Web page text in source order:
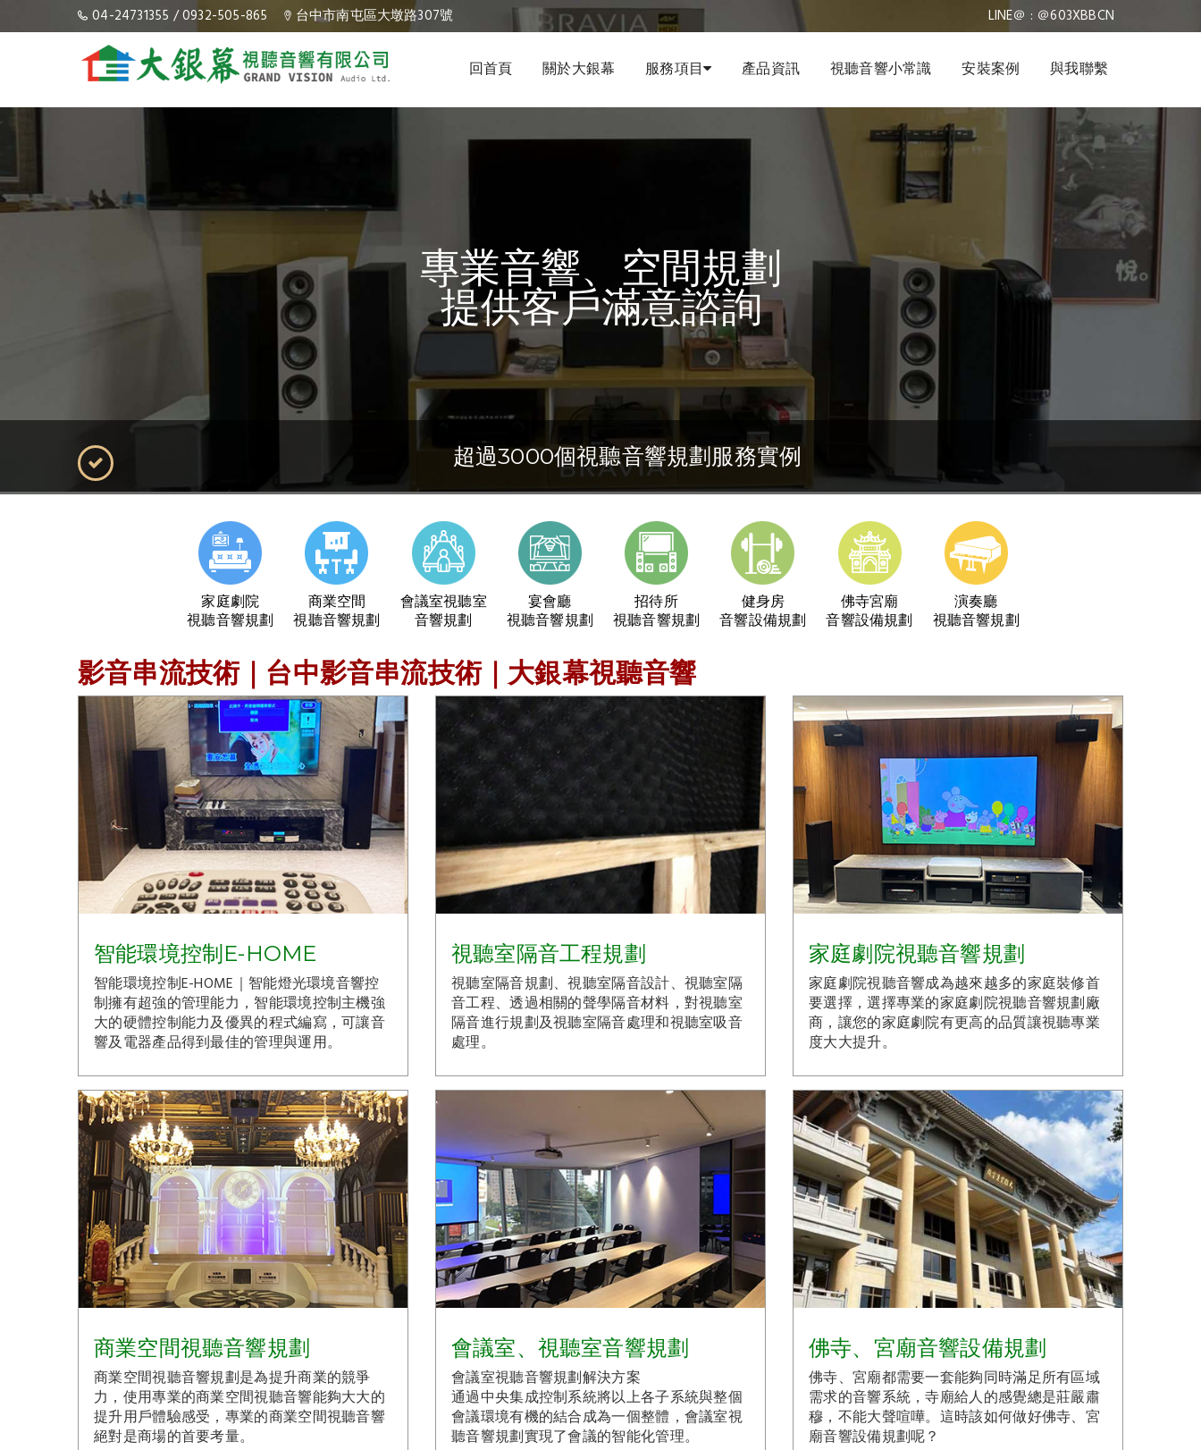
04-24731355 /0932-505-865 台中市南屯區大墩路307號 LINE＠ : ＠603XBBCN
回首頁 關於大銀幕 服務項目 產品資訊 視聽音響小常識 安裝案例 與我聯繫
影音串流技術｜台中影音串流技術｜大銀幕視聽音響
專業音響、空間規劃
提供客戶滿意諮詢
超過3000個視聽音響規劃服務實例
30年的視聽音響及空間規劃經驗
視聽音響專業規劃與施工
家庭劇院
視聽音響規劃
商業空間
視聽音響規劃
會議室視聽室
音響規劃
宴會廳
視聽音響規劃
招待所
視聽音響規劃
健身房
音響設備規劃
佛寺宮廟
音響設備規劃
演奏廳
視聽音響規劃
影音串流技術｜台中影音串流技術｜大銀幕視聽音響
智能環境控制E-HOME
智能環境控制E-HOME｜智能燈光環境音響控
制擁有超強的管理能力，智能環境控制主機強
大的硬體控制能力及優異的程式編寫，可讓音
響及電器產品得到最佳的管理與運用。
視聽室隔音工程規劃
視聽室隔音規劃、視聽室隔音設計、視聽室隔
音工程、透過相關的聲學隔音材料，對視聽室
隔音進行規劃及視聽室隔音處理和視聽室吸音
處理。
家庭劇院視聽音響規劃
家庭劇院視聽音響成為越來越多的家庭裝修首
要選擇，選擇專業的家庭劇院視聽音響規劃廠
商，讓您的家庭劇院有更高的品質讓視聽專業
度大大提升。
商業空間視聽音響規劃
商業空間視聽音響規劃是為提升商業的競爭
力，使用專業的商業空間視聽音響能夠大大的
提升用戶體驗感受，專業的商業空間視聽音響
絕對是商場的首要考量。
會議室、視聽室音響規劃
會議室視聽音響規劃解決方案
通過中央集成控制系統將以上各子系統與整個
會議環境有機的結合成為一個整體，會議室視
聽音響規劃實現了會議的智能化管理。
佛寺、宮廟音響設備規劃
佛寺、宮廟都需要一套能夠同時滿足所有區域
需求的音響系統，寺廟給人的感覺總是莊嚴肅
穆，不能大聲喧嘩。這時該如何做好佛寺、宮
廟音響設備規劃呢？